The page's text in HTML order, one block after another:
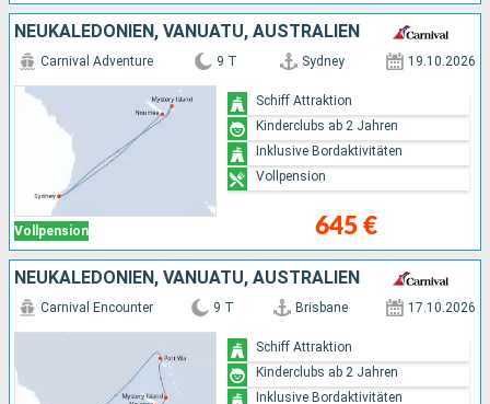
NEUKALEDONIEN, VANUATU, AUSTRALIEN
Vollpension
Carnival Adventure 9 T Sydney 19.10.2026
645 €
Schiff Attraktion
Kinderclubs ab 2 Jahren
Inklusive Bordaktivitäten
Vollpension
NEUKALEDONIEN, VANUATU, AUSTRALIEN
Carnival Encounter 9 T Brisbane 17.10.2026
Schiff Attraktion
Kinderclubs ab 2 Jahren
Inklusive Bordaktivitäten